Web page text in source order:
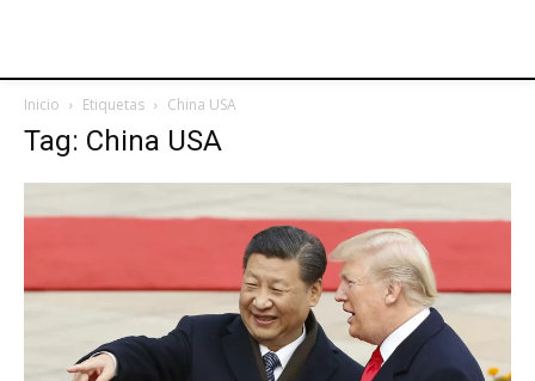
Inicio Etiquetas China USA
Tag: China USA